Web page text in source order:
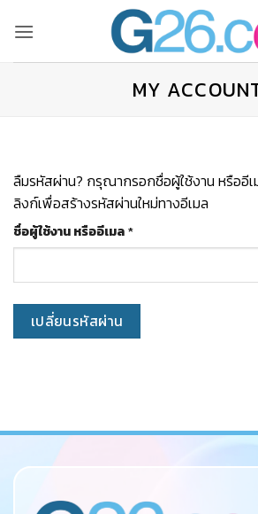
MY
ลืมรหัสผ่าน? กรุณากรอกชื่อผู้ใช้งาน หรืออี
ลิงก์เพื่อสร้างรหัสผ่านใหม่ทางอีเมล
ชื่อผู้ใช้งาน หรืออีเมล*ต้องการ
เปลี่ยนรหัสผ่าน